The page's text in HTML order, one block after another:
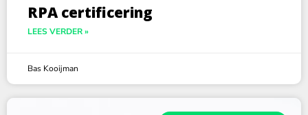
RPA certificering
LEES VERDER »
Bas Kooijman